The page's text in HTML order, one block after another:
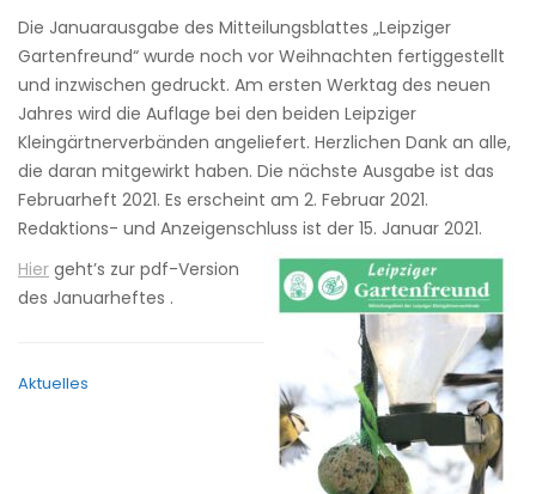
Die Januarausgabe des Mitteilungsblattes „Leipziger
Gartenfreund“ wurde noch vor Weihnachten fertiggestellt
und inzwischen gedruckt. Am ersten Werktag des neuen
Jahres wird die Auflage bei den beiden Leipziger
Kleingärtnerverbänden angeliefert. Herzlichen Dank an alle,
die daran mitgewirkt haben. Die nächste Ausgabe ist das
Februarheft 2021. Es erscheint am 2. Februar 2021.
Redaktions- und Anzeigenschluss ist der 15. Januar 2021.
Hier geht’s zur pdf-Version
des Januarheftes .
Aktuelles